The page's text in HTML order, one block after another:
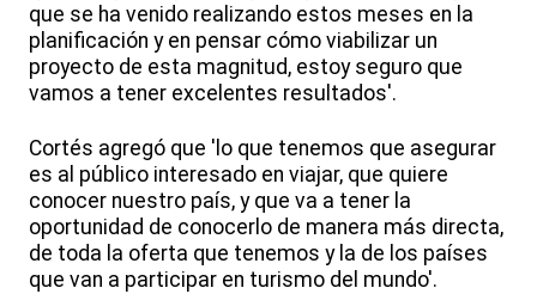
que se ha venido realizando estos meses en la
planificación y en pensar cómo viabilizar un
proyecto de esta magnitud, estoy seguro que
vamos a tener excelentes resultados'.
Cortés agregó que 'lo que tenemos que asegurar
es al público interesado en viajar, que quiere
conocer nuestro país, y que va a tener la
oportunidad de conocerlo de manera más directa,
de toda la oferta que tenemos y la de los países
que van a participar en turismo del mundo'.